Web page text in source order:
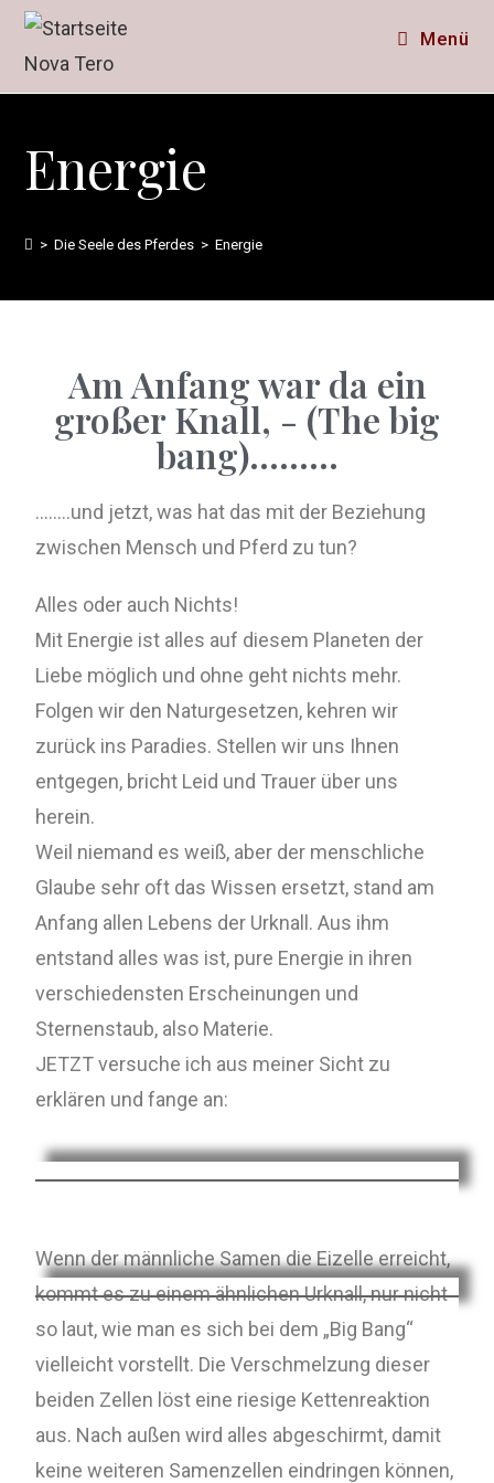
Menü
Energie
> Die Seele des Pferdes > Energie
Am Anfang war da ein
großer Knall, - (The big
bang).........
……..und jetzt, was hat das mit der Beziehung
zwischen Mensch und Pferd zu tun?
Alles oder auch Nichts!
Mit Energie ist alles auf diesem Planeten der
Liebe möglich und ohne geht nichts mehr.
Folgen wir den Naturgesetzen, kehren wir
zurück ins Paradies. Stellen wir uns Ihnen
entgegen, bricht Leid und Trauer über uns
herein.
Weil niemand es weiß, aber der menschliche
Glaube sehr oft das Wissen ersetzt, stand am
Anfang allen Lebens der Urknall. Aus ihm
entstand alles was ist, pure Energie in ihren
verschiedensten Erscheinungen und
Sternenstaub, also Materie.
JETZT versuche ich aus meiner Sicht zu
erklären und fange an:
Wenn der männliche Samen die Eizelle erreicht,
kommt es zu einem ähnlichen Urknall, nur nicht
so laut, wie man es sich bei dem „Big Bang“
vielleicht vorstellt. Die Verschmelzung dieser
beiden Zellen löst eine riesige Kettenreaktion
aus. Nach außen wird alles abgeschirmt, damit
keine weiteren Samenzellen eindringen können,